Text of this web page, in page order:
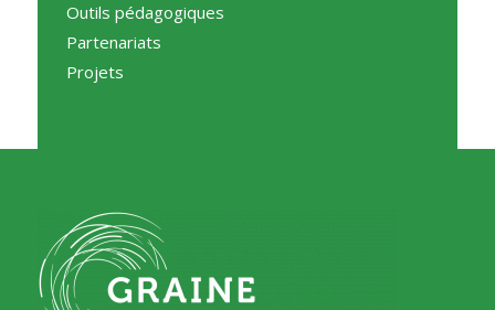
Outils pédagogiques
Partenariats
Projets